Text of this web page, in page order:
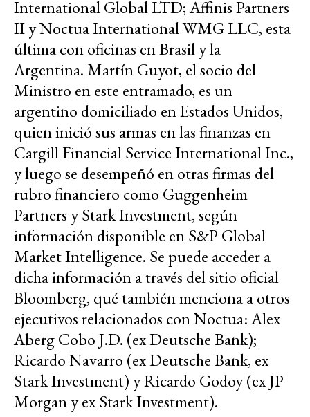
International Global LTD; Affinis Partners
II y Noctua International WMG LLC, esta
última con oficinas en Brasil y la
Argentina. Martín Guyot, el socio del
Ministro en este entramado, es un
argentino domiciliado en Estados Unidos,
quien inició sus armas en las finanzas en
Cargill Financial Service International Inc.,
y luego se desempeñó en otras firmas del
rubro financiero como Guggenheim
Partners y Stark Investment, según
información disponible en S&P Global
Market Intelligence. Se puede acceder a
dicha información a través del sitio oficial
Bloomberg, qué también menciona a otros
ejecutivos relacionados con Noctua: Alex
Aberg Cobo J.D. (ex Deutsche Bank);
Ricardo Navarro (ex Deutsche Bank, ex
Stark Investment) y Ricardo Godoy (ex JP
Morgan y ex Stark Investment).